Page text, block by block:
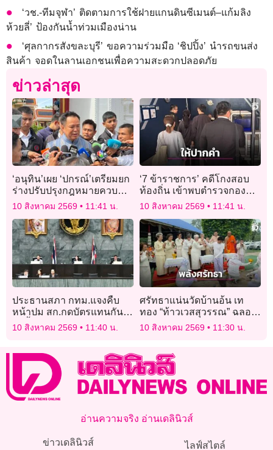
‘วช.-ทีมจุฬา’ ติดตามการใช้ฝายแกนดินซีเมนต์–แก้มลิง
ห้วยลี่’ ป้องกันน้ำท่วมเมืองน่าน
‘ศุลกากรสังขละบุรี’ ขอความร่วมมือ ‘ชิปปิ้ง’ นำรถขนส่ง
สินค้า จอดในลานเอกชนเพื่อความสะดวกปลอดภัย
ข่าวล่าสุด
‘อนุทิน’เผย ‘ปกรณ์’เตรียมยก
ร่างปรับปรุงกฎหมายควบคุม
ปืนฉบับใหม่
10 สิงหาคม 2569 11:41 น.
‘7 ข้าราชการ’ คดีโกงสอบ
ท้องถิ่น เข้าพบตำรวจกอง
ปราบให้ปากคำ
10 สิงหาคม 2569 11:41 น.
ประธานสภา กทม.แจงคืบ
หน้าปม สก.กดบัตรแทนกัน
ชงตั้งกรรมการสอบ 17
10 สิงหาคม 2569 11:40 น.
ศรัทธาแน่นวัดบ้านอ้น เท
ทอง “ท้าวเวสสุวรรณ” ฉลอง
เปรียญธรรม-มอบทุน 205
10 สิงหาคม 2569 11:30 น.
อ่านความจริง อ่านเดลินิวส์
ข่าวเดลินิวส์ ไลฟ์สไตล์